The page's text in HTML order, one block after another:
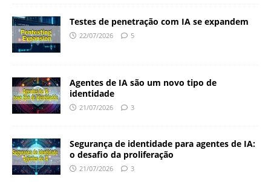
Testes de penetração com IA se expandem
22/07/2026 5
Agentes de IA são um novo tipo de
identidade
21/07/2026 3
Segurança de identidade para agentes de IA:
o desafio da proliferação
21/07/2026 3